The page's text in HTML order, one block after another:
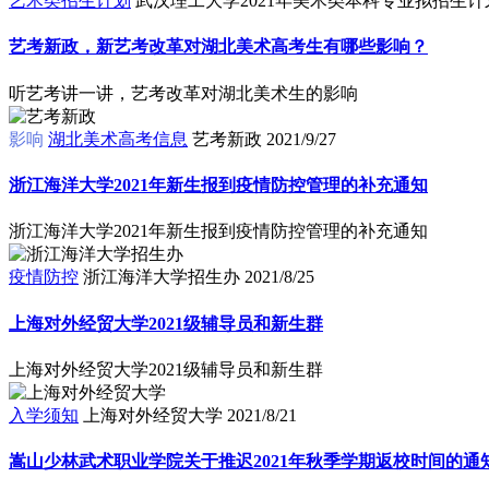
艺考新政，新艺考改革对湖北美术高考生有哪些影响？
听艺考讲一讲，艺考改革对湖北美术生的影响
影响 湖北美术高考信息 艺考新政 2021/9/27
浙江海洋大学2021年新生报到疫情防控管理的补充通知
浙江海洋大学2021年新生报到疫情防控管理的补充通知
疫情防控 浙江海洋大学招生办 2021/8/25
上海对外经贸大学2021级辅导员和新生群
上海对外经贸大学2021级辅导员和新生群
入学须知 上海对外经贸大学 2021/8/21
嵩山少林武术职业学院关于推迟2021年秋季学期返校时间的通